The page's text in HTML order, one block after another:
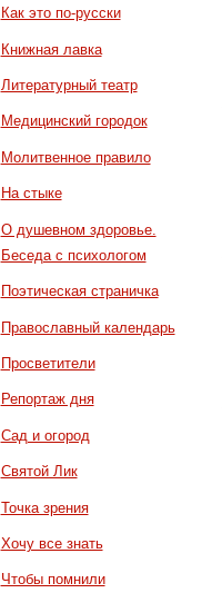
Как это по-русски
Книжная лавка
Литературный театр
Медицинский городок
Молитвенное правило
На стыке
О душевном здоровье.
Беседа с психологом
Поэтическая страничка
Православный календарь
Просветители
Репортаж дня
Сад и огород
Святой Лик
Точка зрения
Хочу все знать
Чтобы помнили